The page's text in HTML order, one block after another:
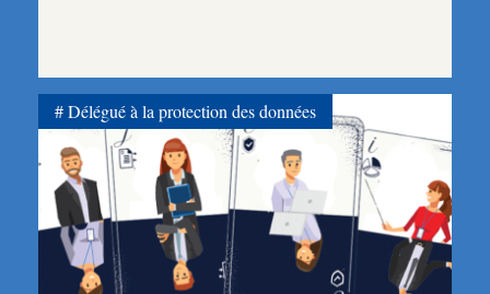
Délégué à la protection des données